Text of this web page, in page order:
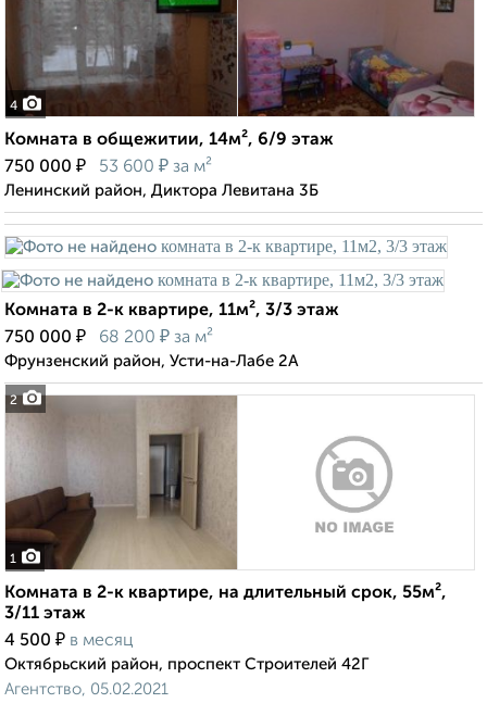
4
Комната в общежитии, 14м², 6/9 этаж
750 000 ₽ 53 600 ₽ за м²
Ленинский район, Диктора Левитана 3Б
2
Комната в 2-к квартире, 11м², 3/3 этаж
750 000 ₽ 68 200 ₽ за м²
Фрунзенский район, Усти-на-Лабе 2А
1
Комната в 2-к квартире, на длительный срок, 55м²,
3/11 этаж
4 500 ₽ в месяц
Октябрьский район, проспект Строителей 42Г
Агентство, 05.02.2021